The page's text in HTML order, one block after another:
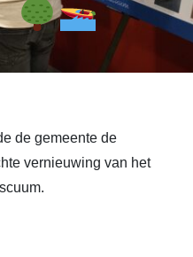
de gemeente de
vernieuwing van het